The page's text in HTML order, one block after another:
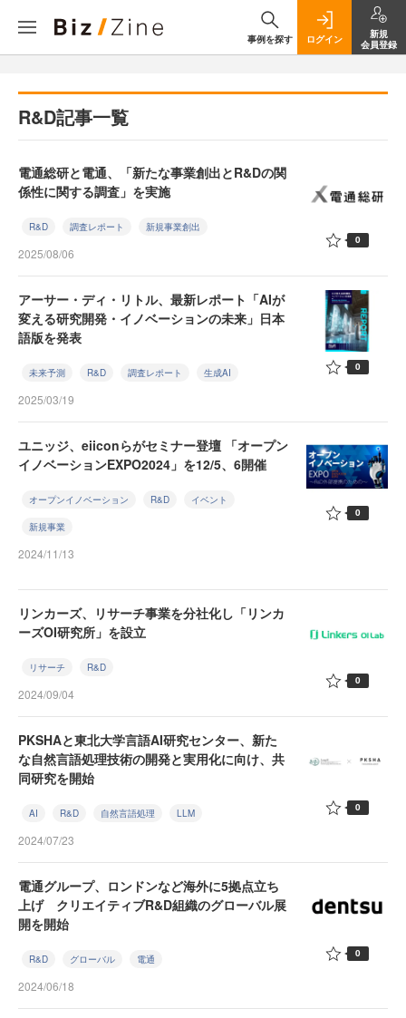
事例を探す ログイン
新規
会員登録
R&D記事一覧
電通総研と電通、「新たな事業創出とR&Dの関
係性に関する調査」を実施
R&D 調査レポート 新規事業創出
2025/08/06
0
アーサー・ディ・リトル、最新レポート「AIが
変える研究開発・イノベーションの未来」日本
語版を発表
未来予測 R&D 調査レポート 生成AI
2025/03/19
0
ユニッジ、eiiconらがセミナー登壇 「オープン
イノベーションEXPO2024」を12/5、6開催
オープンイノベーション R&D イベント
新規事業
2024/11/13
0
リンカーズ、リサーチ事業を分社化し「リンカ
ーズOI研究所」を設立
リサーチ R&D
2024/09/04
0
PKSHAと東北大学言語AI研究センター、新た
な自然言語処理技術の開発と実用化に向け、共
同研究を開始
AI R&D 自然言語処理 LLM
2024/07/23
0
電通グループ、ロンドンなど海外に5拠点立ち
上げ クリエイティブR&D組織のグローバル展
開を開始
R&D グローバル 電通
2024/06/18
0